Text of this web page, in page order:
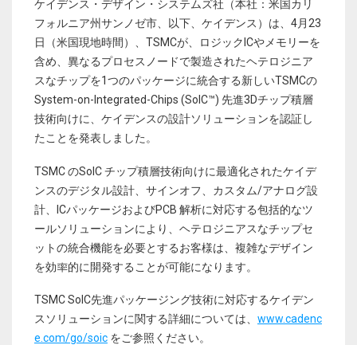
ケイデンス・デザイン・システムズ社（本社：米国カリ
フォルニア州サンノゼ市、以下、ケイデンス）は、4月23
日（米国現地時間）、TSMCが、ロジックICやメモリーを
含め、異なるプロセスノードで製造されたヘテロジニア
スなチップを1つのパッケージに統合する新しいTSMCの
System-on-Integrated-Chips (SoIC™) 先進3Dチップ積層
技術向けに、ケイデンスの設計ソリューションを認証し
たことを発表しました。
TSMC のSoIC チップ積層技術向けに最適化されたケイデ
ンスのデジタル設計、サインオフ、カスタム/アナログ設
計、ICパッケージおよびPCB 解析に対応する包括的なツ
ールソリューションにより、ヘテロジニアスなチップセ
ットの統合機能を必要とするお客様は、複雑なデザイン
を効率的に開発することが可能になります。
TSMC SoIC先進パッケージング技術に対応するケイデン
スソリューションに関する詳細については、 www.cadenc
e.com/go/soic をご参照ください。